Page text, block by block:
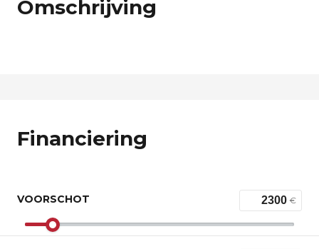
Omschrijving
Financiering
VOORSCHOT €